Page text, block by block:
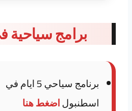
برامج
برنامج سياحي 5 ايام في
اسطنبولاضغط هنا